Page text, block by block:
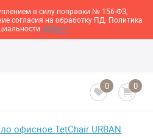
в силу поправки № 156-ФЗ,
согласия на обработку ПД. Политика
здесь>>
0 0
офисное TetChair URBAN